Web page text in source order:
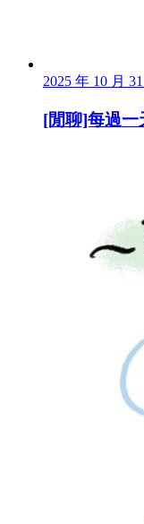
2025 年 10 月 31
[閒聊]每過